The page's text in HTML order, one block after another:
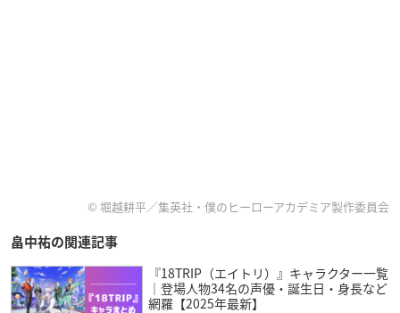
© 堀越耕平／集英社・僕のヒーローアカデミア製作委員会
畠中祐の関連記事
『18TRIP（エイトリ）』キャラクター一覧
｜登場人物34名の声優・誕生日・身長など
網羅【2025年最新】